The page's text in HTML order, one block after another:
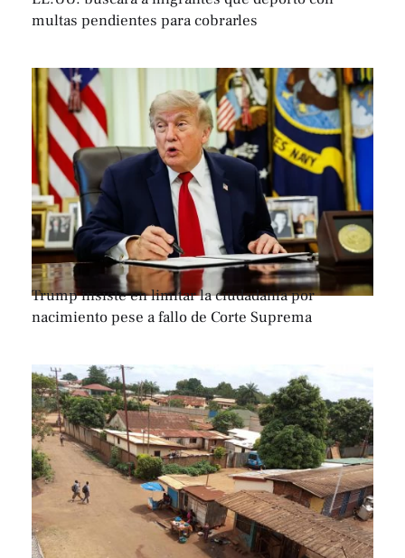
multas pendientes para cobrarles
Trump insiste en limitar la ciudadanía por
nacimiento pese a fallo de Corte Suprema